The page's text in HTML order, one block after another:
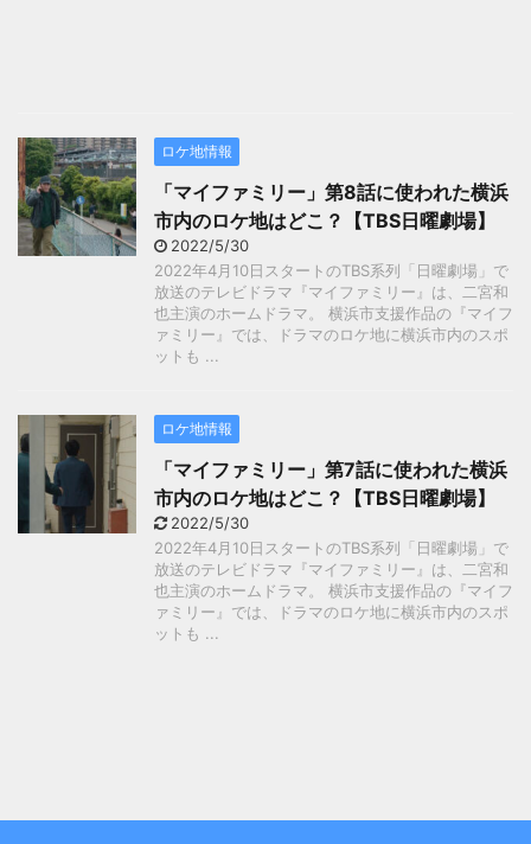
ロケ地情報
「マイファミリー」第8話に使われた横浜
市内のロケ地はどこ？【TBS日曜劇場】
2022/5/30
2022年4月10日スタートのTBS系列「日曜劇場」で
放送のテレビドラマ『マイファミリー』は、二宮和
也主演のホームドラマ。 横浜市支援作品の『マイフ
ァミリー』では、ドラマのロケ地に横浜市内のスポ
ットも ...
ロケ地情報
「マイファミリー」第7話に使われた横浜
市内のロケ地はどこ？【TBS日曜劇場】
2022/5/30
2022年4月10日スタートのTBS系列「日曜劇場」で
放送のテレビドラマ『マイファミリー』は、二宮和
也主演のホームドラマ。 横浜市支援作品の『マイフ
ァミリー』では、ドラマのロケ地に横浜市内のスポ
ットも ...